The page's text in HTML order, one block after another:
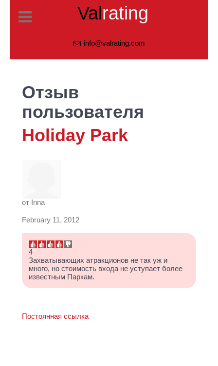
Valrating
info@valrating.com
Отзыв
пользователя
Holiday Park
от Inna
February 11, 2012
4
Захватывающих атракционов не так уж и
много, но стоимость входа не уступает более
известным Паркам.
Постоянная ссылка